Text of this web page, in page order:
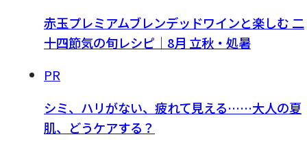
赤玉プレミアムブレンデッドワインと楽しむ 二
十四節気の旬レシピ｜8月 立秋・処暑
PR
シミ、ハリがない、疲れて見える……大人の夏
肌、どうケアする？